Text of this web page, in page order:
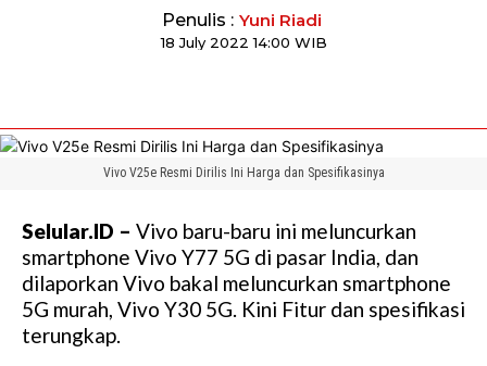
Penulis : Yuni Riadi
18 July 2022 14:00 WIB
Vivo V25e Resmi Dirilis Ini Harga dan Spesifikasinya
Selular.ID – Vivo baru-baru ini meluncurkan
smartphone Vivo Y77 5G di pasar India, dan
dilaporkan Vivo bakal meluncurkan smartphone
5G murah, Vivo Y30 5G. Kini Fitur dan spesifikasi
terungkap.